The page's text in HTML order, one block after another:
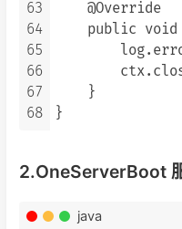
63
64
65
66
67
68
    @Override
public
    }
2.OneServerBoot
java